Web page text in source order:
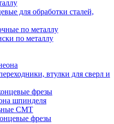
для обработки сталей,
по металлу
по металлу
втулки для сверл и
фрезы
шпинделя
CMT
фрезы